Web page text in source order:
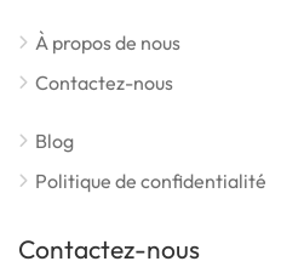
À propos de nous
Contactez-nous
Blog
Politique de confidentialité
Contactez-nous